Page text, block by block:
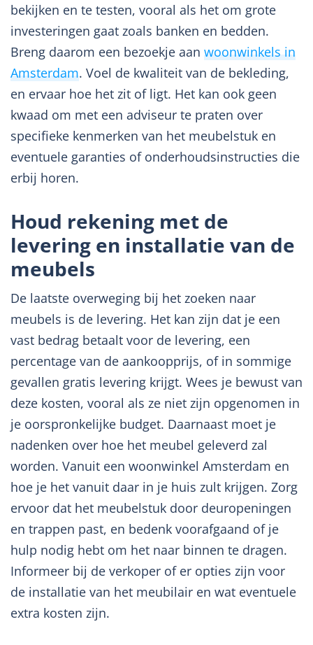
bekijken en te testen, vooral als het om grote
investeringen gaat zoals banken en bedden.
Breng daarom een bezoekje aan woonwinkels in
Amsterdam. Voel de kwaliteit van de bekleding,
en ervaar hoe het zit of ligt. Het kan ook geen
kwaad om met een adviseur te praten over
specifieke kenmerken van het meubelstuk en
eventuele garanties of onderhoudsinstructies die
erbij horen.
Houd rekening met de
levering en installatie van de
meubels
De laatste overweging bij het zoeken naar
meubels is de levering. Het kan zijn dat je een
vast bedrag betaalt voor de levering, een
percentage van de aankoopprijs, of in sommige
gevallen gratis levering krijgt. Wees je bewust van
deze kosten, vooral als ze niet zijn opgenomen in
je oorspronkelijke budget. Daarnaast moet je
nadenken over hoe het meubel geleverd zal
worden. Vanuit een woonwinkel Amsterdam en
hoe je het vanuit daar in je huis zult krijgen. Zorg
ervoor dat het meubelstuk door deuropeningen
en trappen past, en bedenk voorafgaand of je
hulp nodig hebt om het naar binnen te dragen.
Informeer bij de verkoper of er opties zijn voor
de installatie van het meubilair en wat eventuele
extra kosten zijn.